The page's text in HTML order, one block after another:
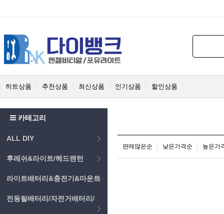
히트상품 추천상품 최신상품 인기상품 할인상품
카테고리
ALL DIY
후레쉬&라이트/헤드랜턴
라이트배터리&충전기&마운트
전동릴배터리/자전거배터리/
판매많은순 낮은가격순 높은가